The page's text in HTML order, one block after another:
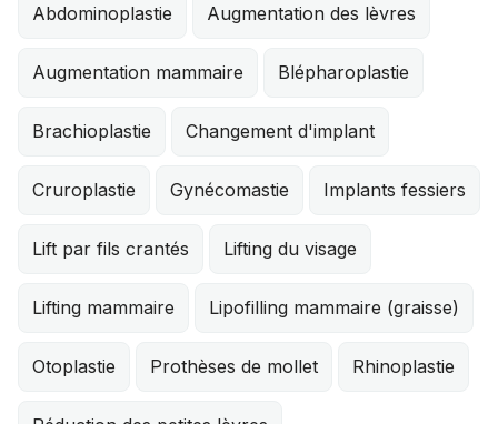
Abdominoplastie Augmentation des lèvres
Augmentation mammaire Blépharoplastie
Brachioplastie Changement d'implant
Cruroplastie Gynécomastie Implants fessiers
Lift par fils crantés Lifting du visage
Lifting mammaire Lipofilling mammaire (graisse)
Otoplastie Prothèses de mollet Rhinoplastie